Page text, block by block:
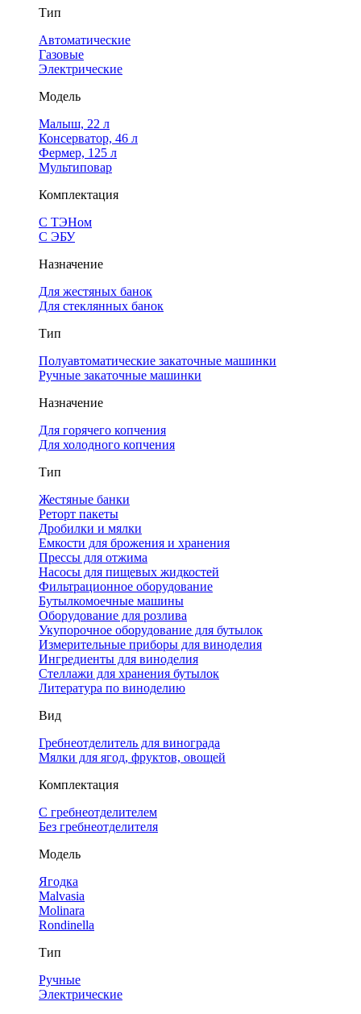
Тип
Автоматические
Газовые
Электрические
Модель
Малыш, 22 л
Консерватор, 46 л
Фермер, 125 л
Мультиповар
Комплектация
С ТЭНом
С ЭБУ
Назначение
Для жестяных банок
Для стеклянных банок
Тип
Полуавтоматические закаточные машинки
Ручные закаточные машинки
Назначение
Для горячего копчения
Для холодного копчения
Тип
Жестяные банки
Реторт пакеты
Дробилки и мялки
Емкости для брожения и хранения
Прессы для отжима
Насосы для пищевых жидкостей
Фильтрационное оборудование
Бутылкомоечные машины
Оборудование для розлива
Укупорочное оборудование для бутылок
Измерительные приборы для виноделия
Ингредиенты для виноделия
Стеллажи для хранения бутылок
Литература по виноделию
Вид
Гребнеотделитель для винограда
Мялки для ягод, фруктов, овощей
Комплектация
С гребнеотделителем
Без гребнеотделителя
Модель
Ягодка
Malvasia
Molinara
Rondinella
Тип
Ручные
Электрические